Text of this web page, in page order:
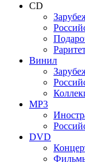
CD
Винил
MP3
DVD